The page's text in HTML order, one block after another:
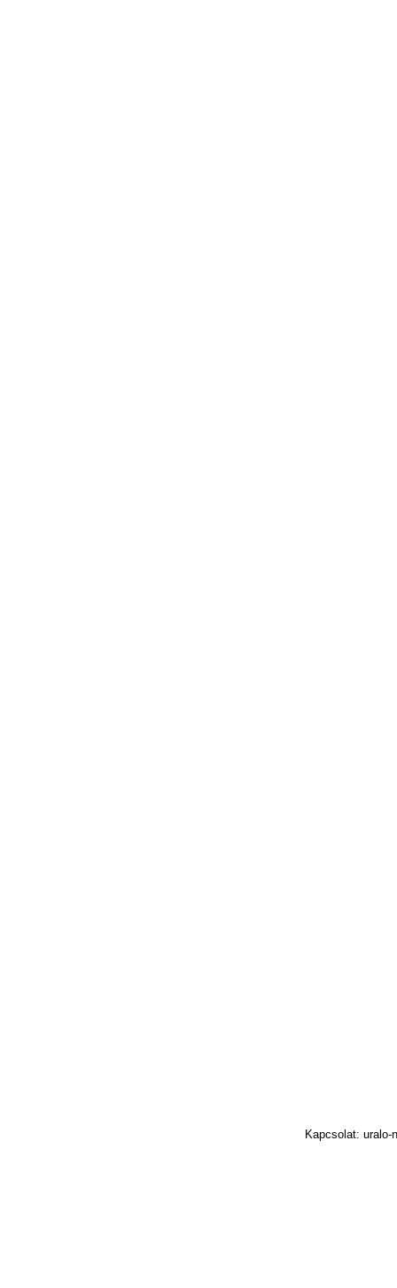
Kapcsolat: uralo-